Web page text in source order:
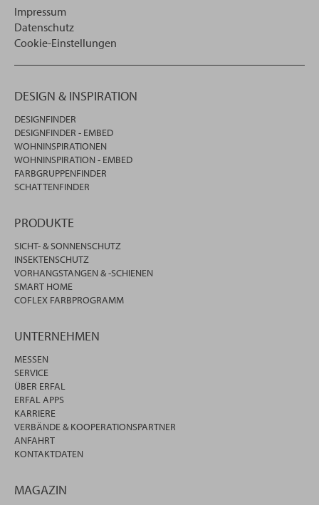
Impressum
Datenschutz
Cookie-Einstellungen
DESIGN & INSPIRATION
DESIGNFINDER
DESIGNFINDER - EMBED
WOHNINSPIRATIONEN
WOHNINSPIRATION - EMBED
FARBGRUPPENFINDER
SCHATTENFINDER
PRODUKTE
SICHT- & SONNENSCHUTZ
INSEKTENSCHUTZ
VORHANGSTANGEN & -SCHIENEN
SMART HOME
COFLEX FARBPROGRAMM
UNTERNEHMEN
MESSEN
SERVICE
ÜBER ERFAL
ERFAL APPS
KARRIERE
VERBÄNDE & KOOPERATIONSPARTNER
ANFAHRT
KONTAKTDATEN
MAGAZIN